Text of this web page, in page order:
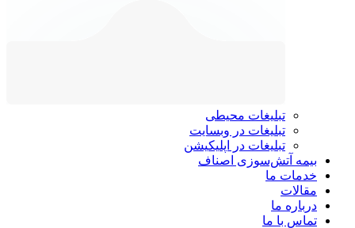
تبلیغات محیطی
تبلیغات در وبسایت
تبلیغات در اپلیکیشن
بیمه آتش‌سوزی اصناف
خدمات ما
مقالات
درباره ما
تماس با ما